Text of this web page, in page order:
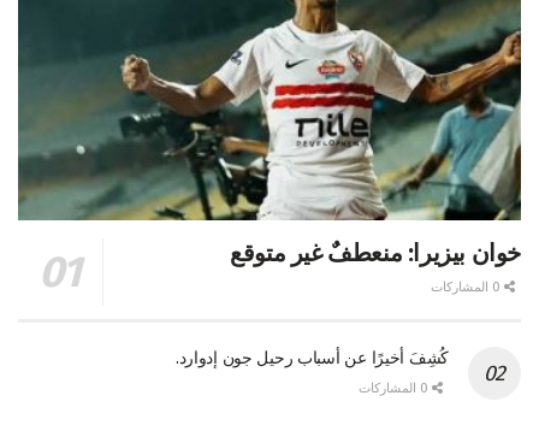
خوان بيزيرا: منعطفٌ غير متوقع
كُشِفَ أخيرًا عن أسباب رحيل جون إدوارد.